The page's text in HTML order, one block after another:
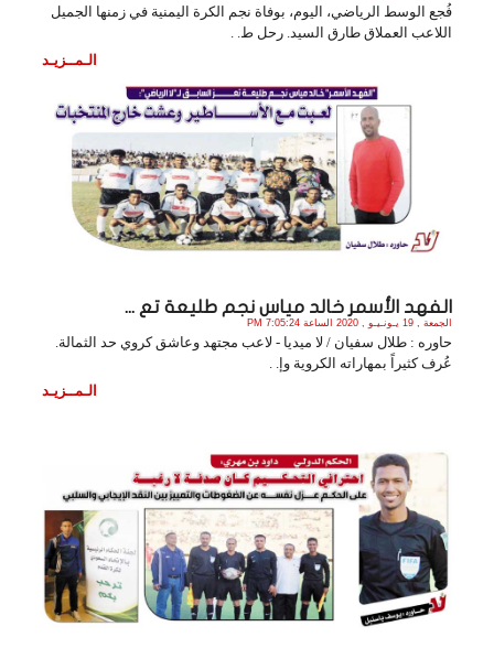
فُجع الوسط الرياضي، اليوم، بوفاة نجم الكرة اليمنية في زمنها الجميل
اللاعب العملاق طارق السيد. رحل ط. .
الـمــزيـد
الفهد الأسمر خالد مياس نجم طليعة تع ...
الجمعة , 19 يـونـيـو , 2020 الساعة 7:05:24 PM
حاوره : طلال سفيان / لا ميديا - لاعب مجتهد وعاشق كروي حد الثمالة.
عُرف كثيراً بمهاراته الكروية وإ. .
الـمــزيـد